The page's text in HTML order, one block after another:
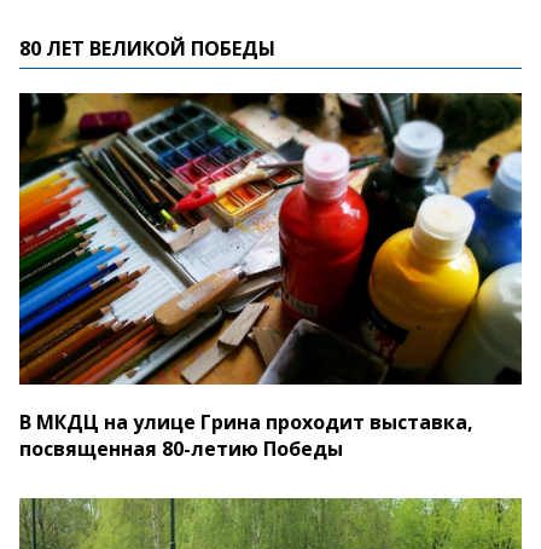
80 ЛЕТ ВЕЛИКОЙ ПОБЕДЫ
В МКДЦ на улице Грина проходит выставка,
посвященная 80-летию Победы